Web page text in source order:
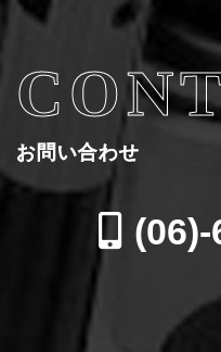
お問い合わせ